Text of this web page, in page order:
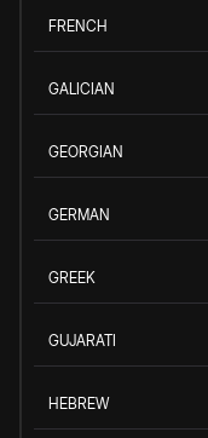
FRENCH
GALICIAN
GEORGIAN
GERMAN
GREEK
GUJARATI
HEBREW